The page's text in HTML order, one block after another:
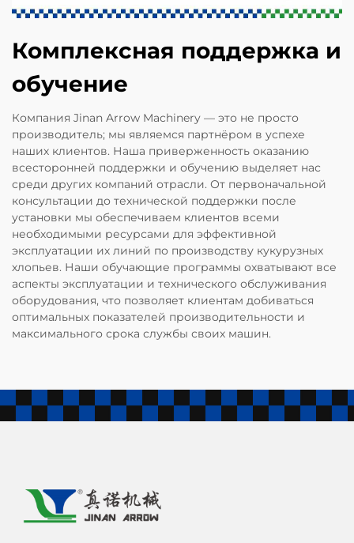
Комплексная поддержка и
обучение
Компания Jinan Arrow Machinery — это не просто
производитель; мы являемся партнёром в успехе
наших клиентов. Наша приверженность оказанию
всесторонней поддержки и обучению выделяет нас
среди других компаний отрасли. От первоначальной
консультации до технической поддержки после
установки мы обеспечиваем клиентов всеми
необходимыми ресурсами для эффективной
эксплуатации их линий по производству кукурузных
хлопьев. Наши обучающие программы охватывают все
аспекты эксплуатации и технического обслуживания
оборудования, что позволяет клиентам добиваться
оптимальных показателей производительности и
максимального срока службы своих машин.